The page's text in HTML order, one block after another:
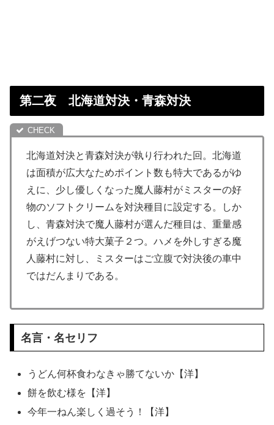
第二夜 北海道対決・青森対決
北海道対決と青森対決が執り行われた回。北海道
は面積が広大なためポイント数も特大であるがゆ
えに、少し優しくなった魔人藤村がミスターの好
物のソフトクリームを対決種目に設定する。しか
し、青森対決で魔人藤村が選んだ種目は、重量感
がえげつない特大菓子２つ。ハメを外しすぎる魔
人藤村に対し、ミスターはご立腹で対決後の車中
ではだんまりである。
名言・名セリフ
うどん何杯食わなきゃ勝てないか【洋】
餅を飲む様を【洋】
今年一ねん楽しく過そう！【洋】